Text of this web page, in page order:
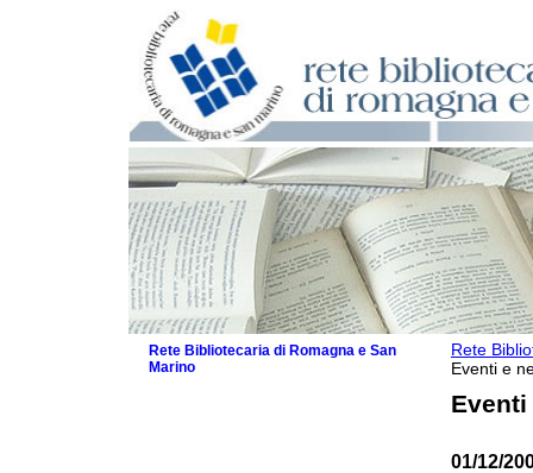
Rete
Eventi e
Eventi
01/12/
Rete Bibliotecaria di Romagna e San
Marino